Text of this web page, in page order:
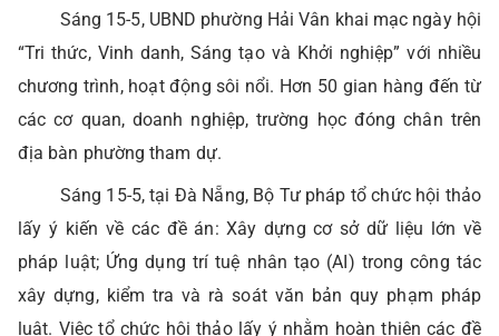
Sáng 15-5, UBND phường Hải Vân khai mạc ngày hội
“Tri thức, Vinh danh, Sáng tạo và Khởi nghiệp” với nhiều
chương trình, hoạt động sôi nổi. Hơn 50 gian hàng đến từ
các cơ quan, doanh nghiệp, trường học đóng chân trên
địa bàn phường tham dự.
Sáng 15-5, tại Đà Nẵng, Bộ Tư pháp tổ chức hội thảo
lấy ý kiến về các đề án: Xây dựng cơ sở dữ liệu lớn về
pháp luật; Ứng dụng trí tuệ nhân tạo (AI) trong công tác
xây dựng, kiểm tra và rà soát văn bản quy phạm pháp
luật. Việc tổ chức hội thảo lấy ý nhằm hoàn thiện các đề